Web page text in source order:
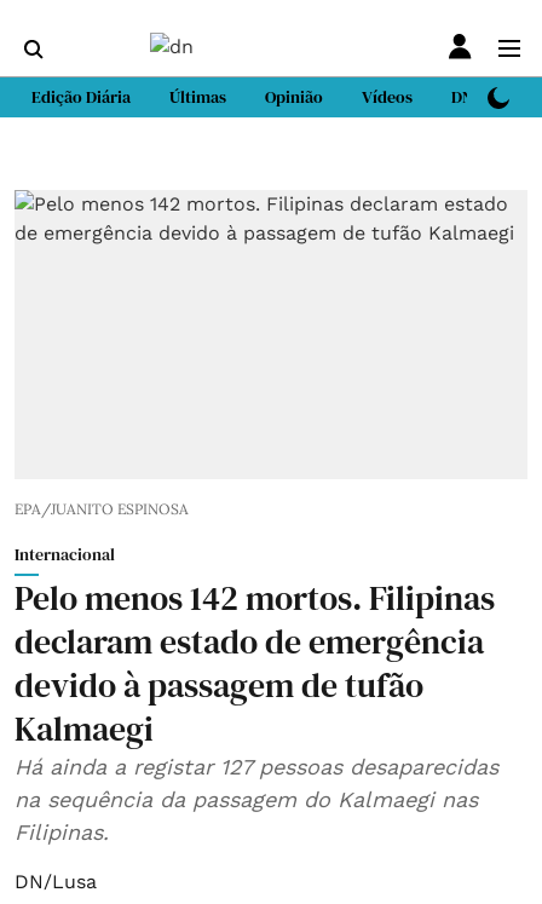
Edição Diária Últimas Opinião Vídeos DN Sport
EPA/JUANITO ESPINOSA
Internacional
Pelo menos 142 mortos. Filipinas
declaram estado de emergência
devido à passagem de tufão
Kalmaegi
Há ainda a registar 127 pessoas desaparecidas
na sequência da passagem do Kalmaegi nas
Filipinas.
DN/Lusa